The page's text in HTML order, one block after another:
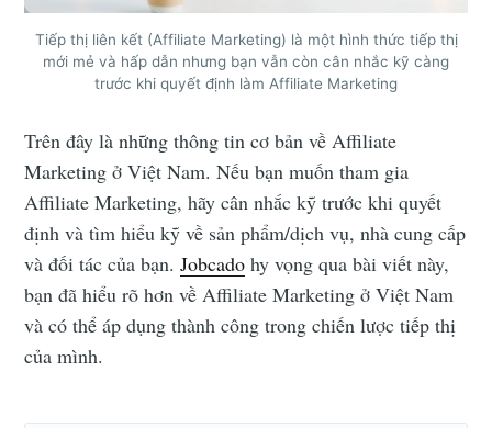
Tiếp thị liên kết (Affiliate Marketing) là một hình thức tiếp thị
mới mẻ và hấp dẫn nhưng bạn vẫn còn cân nhắc kỹ càng
trước khi quyết định làm Affiliate Marketing
Trên đây là những thông tin cơ bản về Affiliate
Marketing ở Việt Nam. Nếu bạn muốn tham gia
Affiliate Marketing, hãy cân nhắc kỹ trước khi quyết
định và tìm hiểu kỹ về sản phẩm/dịch vụ, nhà cung cấp
và đối tác của bạn.Jobcado hy vọng qua bài viết này,
bạn đã hiểu rõ hơn về Affiliate Marketing ở Việt Nam
và có thể áp dụng thành công trong chiến lược tiếp thị
của mình.